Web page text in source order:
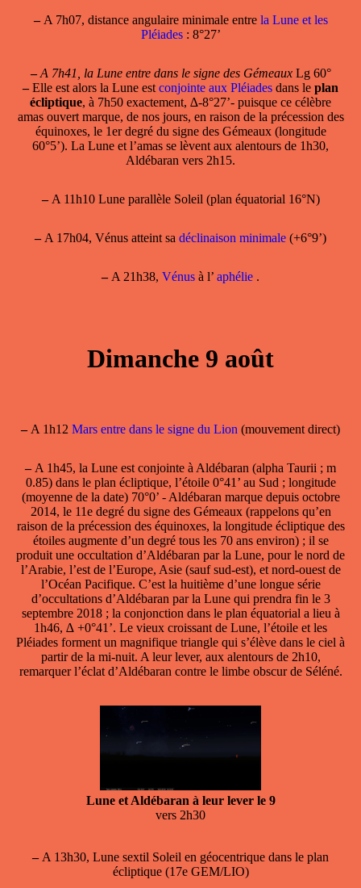
–A 7h07, distance angulaire minimale entre la Lune et les
Pléiades: 8°27’
– A 7h41, la Lune entre dans le signe des GémeauxLg 60°
–Elle est alors la Lune est conjointe aux Pléiades dans le plan
écliptique, à 7h50 exactement, ∆-8°27’- puisque ce célèbre
amas ouvert marque, de nos jours, en raison de la précession des
équinoxes, le 1er degré du signe des Gémeaux (longitude
60°5’). La Lune et l’amas se lèvent aux alentours de 1h30,
Aldébaran vers 2h15.
–A 11h10 Lune parallèle Soleil (plan équatorial 16°N)
–A 17h04, Vénus atteint sa déclinaison minimale (+6°9’)
–A 21h38, Vénus à l’ aphélie .
Dimanche 9 août
–A 1h12 Mars entre dans le signe du Lion (mouvement direct)
–A 1h45, la Lune est conjointe à Aldébaran (alpha Taurii ; m
0.85) dans le plan écliptique, l’étoile 0°41’ au Sud ; longitude
(moyenne de la date) 70°0’ - Aldébaran marque depuis octobre
2014, le 11e degré du signe des Gémeaux (rappelons qu’en
raison de la précession des équinoxes, la longitude écliptique des
étoiles augmente d’un degré tous les 70 ans environ) ; il se
produit une occultation d’Aldébaran par la Lune, pour le nord de
l’Arabie, l’est de l’Europe, Asie (sauf sud-est), et nord-ouest de
l’Océan Pacifique. C’est la huitième d’une longue série
d’occultations d’Aldébaran par la Lune qui prendra fin le 3
septembre 2018 ; la conjonction dans le plan équatorial a lieu à
1h46, ∆ +0°41’. Le vieux croissant de Lune, l’étoile et les
Pléiades forment un magnifique triangle qui s’élève dans le ciel à
partir de la mi-nuit. A leur lever, aux alentours de 2h10,
remarquer l’éclat d’Aldébaran contre le limbe obscur de Séléné.
Lune et Aldébaran à leur lever le 9
vers 2h30
–A 13h30, Lune sextil Soleil en géocentrique dans le plan
écliptique (17e GEM/LIO)